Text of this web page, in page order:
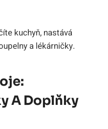
kuchyň, nastává
a lékárničky.
A Doplňky